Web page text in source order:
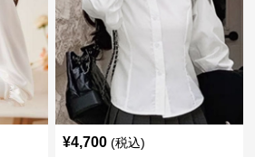
¥4,700 (税込)